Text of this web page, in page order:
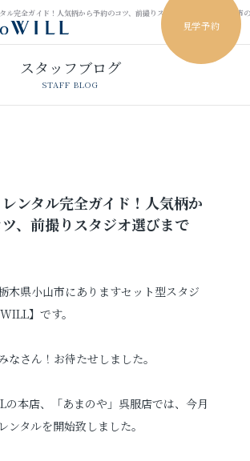
タル完全ガイド！人気柄から予約のコツ、前撮りスタジオ選びまで｜小山市
見学予約
ォト
レンタルスタジオ
シニア・還暦写真
スタッフブログ
STAFF BLOG
レンタル完全ガイド！人気柄か
、前撮りスタジオ選びまで
木県小山市にありますセット型スタジ
】です。
なさん！お待たせしました。
本店、「あまのや」呉服店では、今月
ンタルを開始致しました。